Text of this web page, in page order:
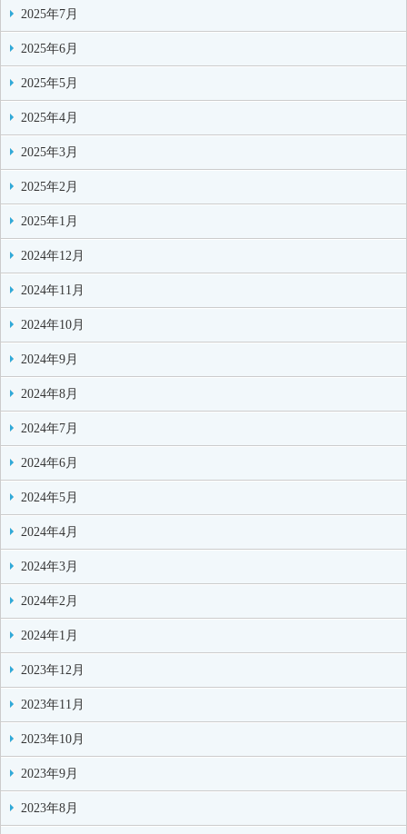
2025年7月
2025年6月
2025年5月
2025年4月
2025年3月
2025年2月
2025年1月
2024年12月
2024年11月
2024年10月
2024年9月
2024年8月
2024年7月
2024年6月
2024年5月
2024年4月
2024年3月
2024年2月
2024年1月
2023年12月
2023年11月
2023年10月
2023年9月
2023年8月